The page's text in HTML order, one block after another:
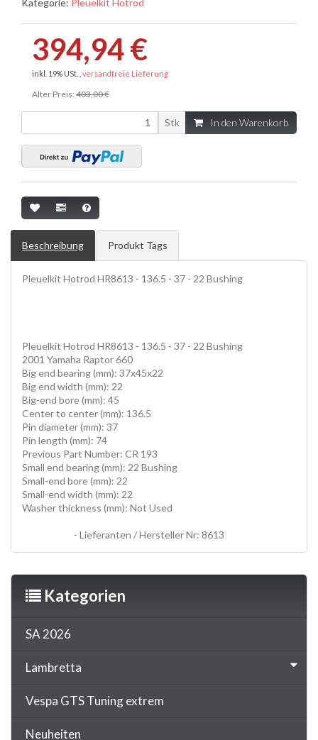
394,94 €
inkl. 19% USt. , versandfreie Lieferung
Alter Preis: 403,00 €
Stk In den Warenkorb
Beschreibung Produkt Tags
Pleuelkit Hotrod HR8613 - 136.5 - 37 - 22 Bushing
Pleuelkit Hotrod HR8613 - 136.5 - 37 - 22 Bushing
2001 Yamaha Raptor 660
Big end bearing (mm): 37x45x22
Big end width (mm): 22
Big-end bore (mm): 45
Center to center (mm): 136.5
Pin diameter (mm): 37
Pin length (mm): 74
Previous Part Number: CR 193
Small end bearing (mm): 22 Bushing
Small-end bore (mm): 22
Small-end width (mm): 22
Washer thickness (mm): Not Used
- Lieferanten / Hersteller Nr: 8613
Kategorien
SA 2026
Lambretta
Vespa GTS Tuning extrem
Neuheiten